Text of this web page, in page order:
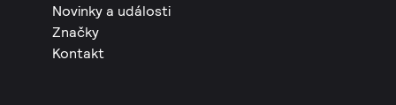
Novinky a události
Značky
Kontakt